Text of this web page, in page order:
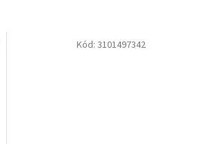
Kód: 3101497342